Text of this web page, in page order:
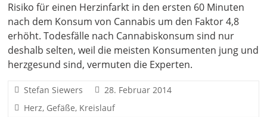
Risiko für einen Herzinfarkt in den ersten 60 Minuten
nach dem Konsum von Cannabis um den Faktor 4,8
erhöht. Todesfälle nach Cannabiskonsum sind nur
deshalb selten, weil die meisten Konsumenten jung und
herzgesund sind, vermuten die Experten.
Stefan Siewers
28. Februar 2014
Herz, Gefäße, Kreislauf